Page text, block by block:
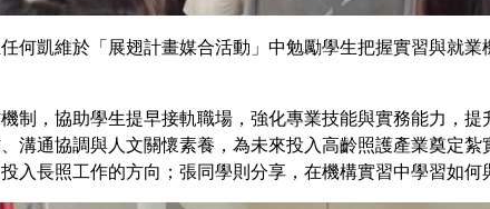
何凱維於「展翅計畫媒合活動」中勉勵學生把握實習與就
制，協助學生提早接軌職場，強化專業技能與實務能力，
溝通協調與人文關懷素養，為未來投入高齡照護產業奠定
入長照工作的方向；張同學則分享，在機構實習中學習如何